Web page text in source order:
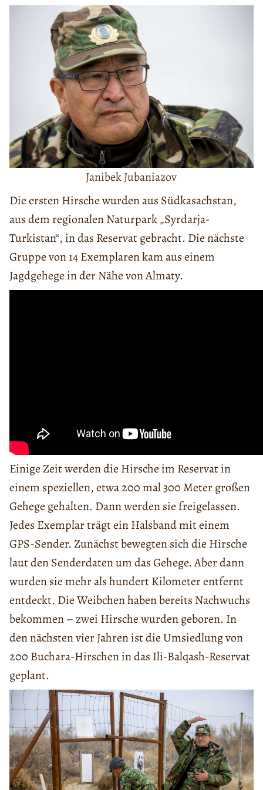
Janibek Jubaniazov
Die ersten Hirsche wurden aus Südkasachstan,
aus dem regionalen Naturpark „Syrdarja-
Turkistan“, in das Reservat gebracht. Die nächste
Gruppe von 14 Exemplaren kam aus einem
Jagdgehege in der Nähe von Almaty.
Einige Zeit werden die Hirsche im Reservat in
einem speziellen, etwa 200 mal 300 Meter großen
Gehege gehalten. Dann werden sie freigelassen.
Jedes Exemplar trägt ein Halsband mit einem
GPS-Sender. Zunächst bewegten sich die Hirsche
laut den Senderdaten um das Gehege. Aber dann
wurden sie mehr als hundert Kilometer entfernt
entdeckt. Die Weibchen haben bereits Nachwuchs
bekommen – zwei Hirsche wurden geboren. In
den nächsten vier Jahren ist die Umsiedlung von
200 Buchara-Hirschen in das Ili-Balqash-Reservat
geplant.